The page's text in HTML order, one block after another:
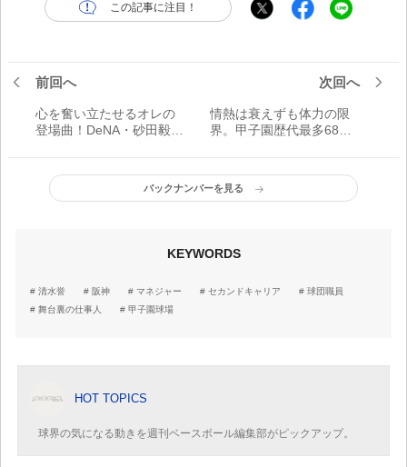
この記事に注目！
前回へ
心を奮い立たせるオレの
登場曲！DeNA・砂田毅樹
ビンソン)「Clap your
hands」
次回へ
情熱は衰えずも体力の限
界。甲子園歴代最多68勝!!
歌山高)勇退
バックナンバーを見る
KEYWORDS
清水誉 阪神 マネジャー セカンドキャリア
球団職員
舞台裏の仕事人
甲子園球場
HOT TOPICS
球界の気になる動きを週刊ベースボール編集部がピックアップ。